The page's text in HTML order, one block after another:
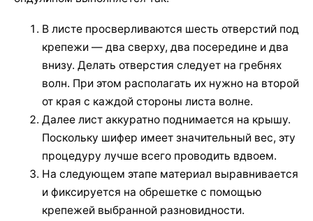
В листе просверливаются шесть отверстий под
крепежи — два сверху, два посередине и два
внизу. Делать отверстия следует на гребнях
волн. При этом располагать их нужно на второй
от края с каждой стороны листа волне.
Далее лист аккуратно поднимается на крышу.
Поскольку шифер имеет значительный вес, эту
процедуру лучше всего проводить вдвоем.
На следующем этапе материал выравнивается
и фиксируется на обрешетке с помощью
крепежей выбранной разновидности.